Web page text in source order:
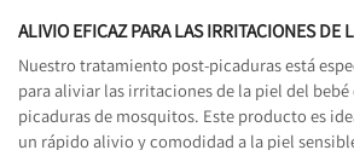
ALIVIO EFICAZ PARA LAS IRRITACIONES DE
Nuestro tratamiento post-picaduras está
para aliviar las irritaciones de la piel del bebé
picaduras de mosquitos. Este producto es
un rápido alivio y comodidad a la piel